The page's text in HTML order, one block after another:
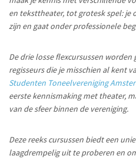
en teksttheater, tot grotesk spel: je
zijn en gaat onder professionele
De drie losse flexcursussen worden
regisseurs die je misschien al kent
Studenten Toneelvereniging
eerste kennismaking met theater,
van de sfeer binnen de vereniging.
Deze reeks cursussen biedt een
laagdrempelig uit te proberen en